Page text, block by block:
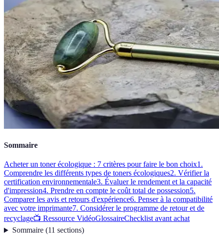
Sommaire
Acheter un toner écologique : 7 critères pour faire le bon choix1.
Comprendre les différents types de toners écologiques2. Vérifier la
certification environnementale3. Évaluer le rendement et la capacité
d'impression4. Prendre en compte le coût total de possession5.
Comparer les avis et retours d'expérience6. Penser à la compatibilité
avec votre imprimante7. Considérer le programme de retour et de
recyclage📺 Ressource VidéoGlossaireChecklist avant achat
Sommaire(11 sections)